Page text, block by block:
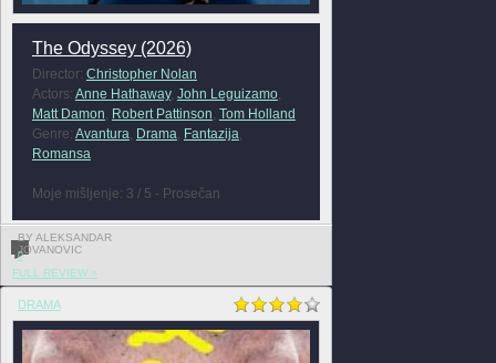
The Odyssey (2026)
Director: Christopher Nolan
Actors: Anne Hathaway, John Leguizamo,
Matt Damon, Robert Pattinson, Tom Holland
Genre: Avantura, Drama, Fantazija,
Romansa
Moje mišljenje: 3 / 5 - Prosečan
BY ALEKSANDAR
JOVANOVIC
0
FULL REVIEW »
DRAMA